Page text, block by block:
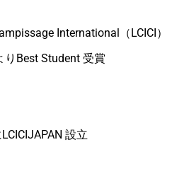
International（LCICI）
Best Student 受賞
設立